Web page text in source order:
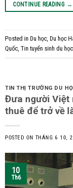
CONTINUE READING →
Posted in Du học Du học
Quốc Tin tuyển sinh du
TIN THỊ TRƯỜNG DU
Đưa người Việt
thuê để trở về
POSTED ON THÁNG 6 10,
10
Th6